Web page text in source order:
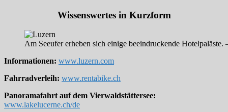
Wissenswertes in Kurzform
Am Seeufer erheben sich einige beeindruckende
Informationen: www.luzern.com
Fahrradverleih: www.rentabike.ch
Panoramafahrt auf dem Vierwaldstättersee:
www.lakelucerne.ch/de